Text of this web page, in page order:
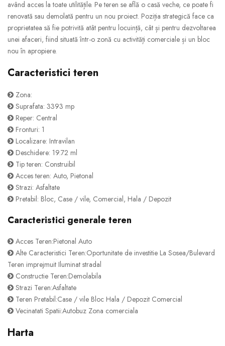
având acces la toate utilitățile. Pe teren se află o casă veche, ce poate fi
renovată sau demolată pentru un nou proiect. Poziția strategică face ca
proprietatea să fie potrivită atât pentru locuință, cât și pentru dezvoltarea
unei afaceri, fiind situată într-o zonă cu activități comerciale și un bloc
nou în apropiere.
Caracteristici teren
Zona:
Suprafata: 3393 mp
Reper: Central
Fronturi: 1
Localizare: Intravilan
Deschidere: 19.72 ml
Tip teren: Construibil
Acces teren: Auto, Pietonal
Strazi: Asfaltate
Pretabil: Bloc, Case / vile, Comercial, Hala / Depozit
Caracteristici generale teren
Acces Teren:Pietonal Auto
Alte Caracteristici Teren:Oportunitate de investitie La Sosea/Bulevard
Teren imprejmuit Iluminat stradal
Constructie Teren:Demolabila
Strazi Teren:Asfaltate
Teren Pretabil:Case / vile Bloc Hala / Depozit Comercial
Vecinatati Spatii:Autobuz Zona comerciala
Harta